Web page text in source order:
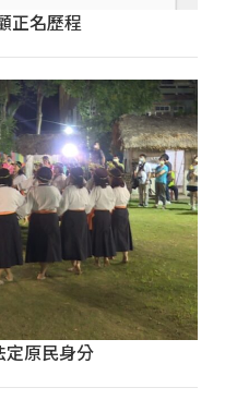
正名歷程
定原民身分